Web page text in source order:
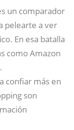
un comparador
pelearte a ver
En esa batalla
como Amazon
confiar más en
son